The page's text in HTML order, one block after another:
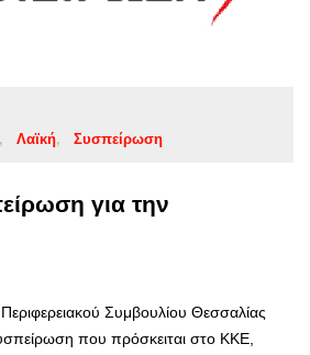
Λαϊκή Συσπείρωση
για την
Συμβουλίου Θεσσαλίας
που πρόσκειται στο ΚΚΕ,